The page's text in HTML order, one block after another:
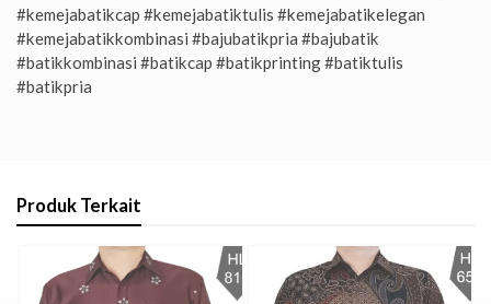
#kemejabatikcap #kemejabatiktulis #kemejabatikelegan
#kemejabatikkombinasi #bajubatikpria #bajubatik
#batikkombinasi #batikcap #batikprinting #batiktulis
#batikpria
Produk Terkait